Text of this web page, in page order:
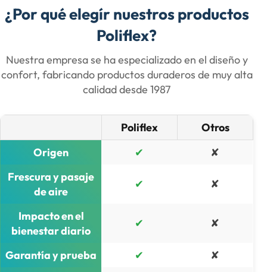
¿Por qué elegír nuestros productos
Poliflex?
Nuestra empresa se ha especializado en el diseño y
confort, fabricando productos duraderos de muy alta
calidad desde 1987​
Poliflex
Otros
Origen
✔
✘
Frescura y pasaje
de aire
✔ ✘
Impacto en el
bienestar diario
✔ ✘
Garantía y prueba ✔
✘